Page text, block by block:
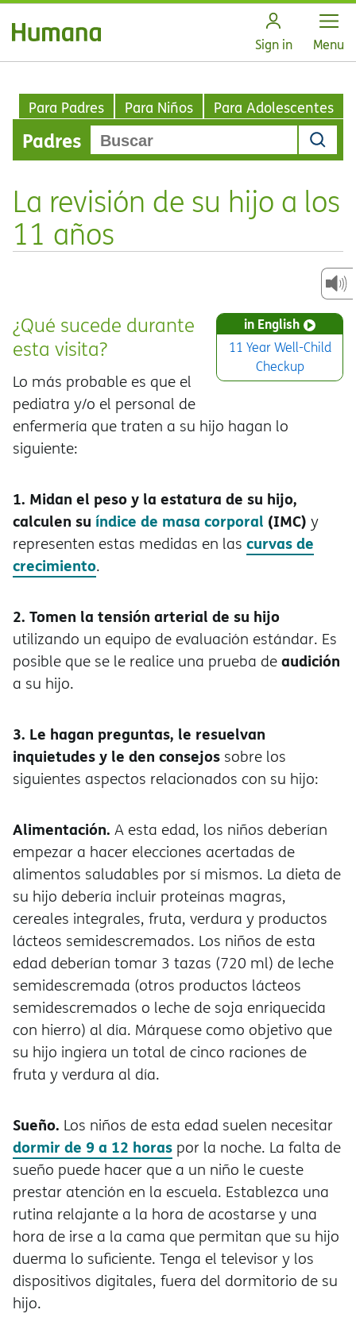
Sign in Open
Menu
Para Padres Para Niños Para Adolescentes
Padres
La revisión de su hijo a los
11 años
in English
11 Year Well-Child
Checkup
¿Qué sucede durante
esta visita?
Lo más probable es que el
pediatra y/o el personal de
enfermería que traten a su hijo hagan lo
siguiente:
1. Midan el peso y la estatura de su hijo,
calculen su índice de masa corporal (IMC) y
representen estas medidas en las curvas de
crecimiento.
2. Tomen la tensión arterial de su hijo
utilizando un equipo de evaluación estándar. Es
posible que se le realice una prueba deaudición
a su hijo.
3. Le hagan preguntas, le resuelvan
inquietudes y le den consejos sobre los
siguientes aspectos relacionados con su hijo:
Alimentación. A esta edad, los niños deberían
empezar a hacer elecciones acertadas de
alimentos saludables por sí mismos. La dieta de
su hijo debería incluir proteínas magras,
cereales integrales, fruta, verdura y productos
lácteos semidescremados. Los niños de esta
edad deberían tomar 3 tazas (720 ml) de leche
semidescremada (otros productos lácteos
semidescremados o leche de soja enriquecida
con hierro) al día. Márquese como objetivo que
su hijo ingiera un total de cinco raciones de
fruta y verdura al día.
Sueño. Los niños de esta edad suelen necesitar
dormir de 9 a 12 horas por la noche. La falta de
sueño puede hacer que a un niño le cueste
prestar atención en la escuela. Establezca una
rutina relajante a la hora de acostarse y una
hora de irse a la cama que permitan que su hijo
duerma lo suficiente. Tenga el televisor y los
dispositivos digitales, fuera del dormitorio de su
hijo.